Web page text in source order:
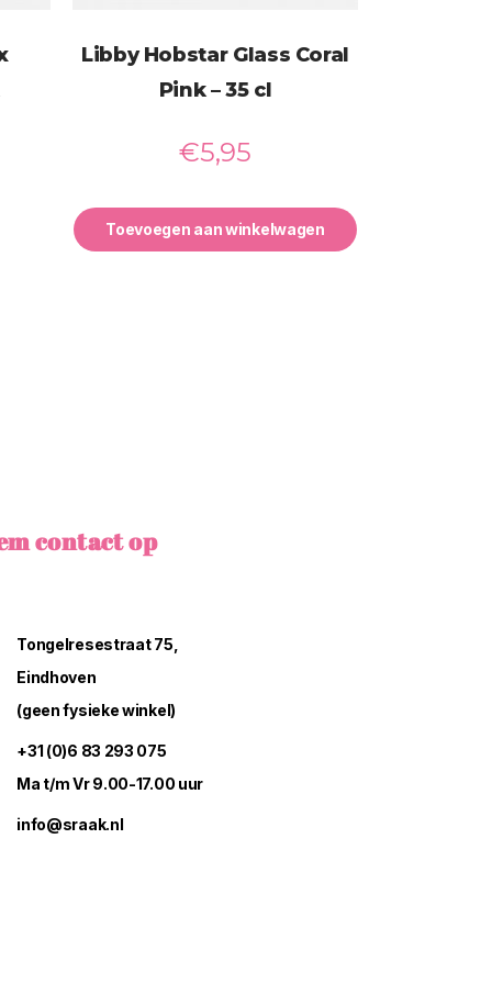
Libby Hobstar Glass Coral
Pink – 35 cl
€5,95
Toevoegen aan winkelwagen
contact op
Tongelresestraat 75,
Eindhoven
(geen fysieke winkel)
+31 (0)6 83 293 075
Ma t/m Vr 9.00-17.00 uur
info@sraak.nl